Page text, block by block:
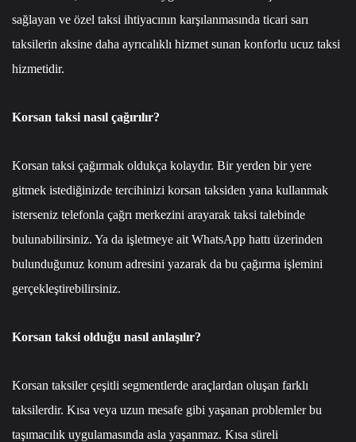
sağlayan ve özel taksi ihtiyacının karşılanmasında ticari sarı
taksilerin aksine daha ayrıcalıklı hizmet sunan konforlu ucuz taksi
hizmetidir.
Korsan taksi nasıl çağırılır?
Korsan taksi çağırmak oldukça kolaydır. Bir yerden bir yere
gitmek istediğinizde tercihinizi korsan taksiden yana kullanmak
isterseniz telefonla çağrı merkezini arayarak taksi talebinde
bulunabilirsiniz. Ya da işletmeye ait WhatsApp hattı üzerinden
bulunduğunuz konum adresini yazarak da bu çağırma işlemini
gerçekleştirebilirsiniz.
Korsan taksi olduğu nasıl anlaşılır?
Korsan taksiler çeşitli segmentlerde araçlardan oluşan farklı
taksilerdir. Kısa veya uzun mesafe gibi yaşanan problemler bu
taşımacılık uygulamasında asla yaşanmaz. Kısa süreli